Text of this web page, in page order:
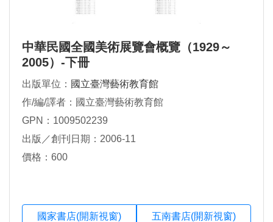
中華民國全國美術展覽會概覽（1929～
2005）-下冊
出版單位： 國立臺灣藝術教育館
作/編/譯者：國立臺灣藝術教育館
GPN：1009502239
出版／創刊日期：2006-11
價格：600
國家書店(開新視窗) 五南書店(開新視窗)